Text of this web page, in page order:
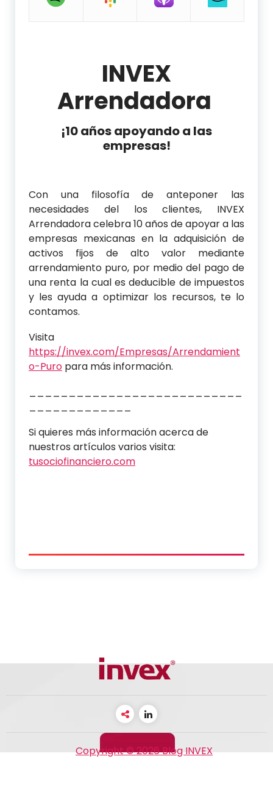
INVEX
Arrendadora
¡10 años apoyando a las
empresas!
Con una filosofía de anteponer las
necesidades del los clientes, INVEX
Arrendadora celebra 10 años de apoyar a las
empresas mexicanas en la adquisición de
activos fijos de alto valor mediante
arrendamiento puro, por medio del pago de
una renta la cual es deducible de impuestos
y les ayuda a optimizar los recursos, te lo
contamos.
Visita
https://invex.com/Empresas/Arrendamient
o-Puro para más información.
Si quieres más información acerca de
nuestros artículos varios visita:
tusociofinanciero.com
Copyright © 2026 Blog INVEX